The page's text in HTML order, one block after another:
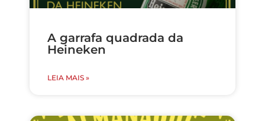
A garrafa quadrada da
Heineken
LEIA MAIS »